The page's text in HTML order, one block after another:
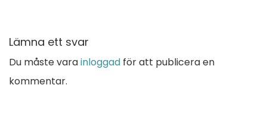
Lämna ett svar
Du måste varainloggad för att publicera en
kommentar.